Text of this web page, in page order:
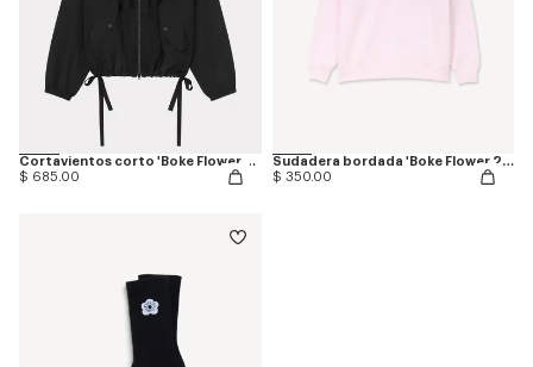
Cortavientos corto 'Boke Flower 2.0'
$ 685.00
Sudadera bordada 'Boke Flower 2.0' de algodón
$ 350.00